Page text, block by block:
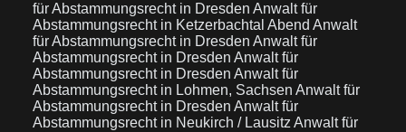
für Abstammungsrecht in Dresden Anwalt für
Abstammungsrecht in Ketzerbachtal Abend Anwalt
für Abstammungsrecht in Dresden Anwalt für
Abstammungsrecht in Dresden Anwalt für
Abstammungsrecht in Dresden Anwalt für
Abstammungsrecht in Lohmen, Sachsen Anwalt für
Abstammungsrecht in Dresden Anwalt für
Abstammungsrecht in Neukirch / Lausitz Anwalt für